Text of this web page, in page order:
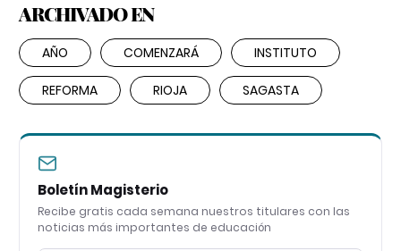
ARCHIVADO EN
AÑO COMENZARÁ INSTITUTO
REFORMA RIOJA SAGASTA
Boletín Magisterio
Recibe gratis cada semana nuestros titulares con las
noticias más importantes de educación